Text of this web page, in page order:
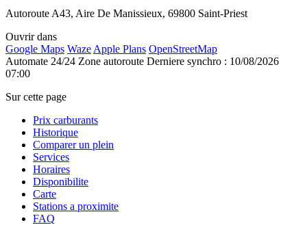
Autoroute A43, Aire De Manissieux, 69800 Saint-Priest
Ouvrir dans
Google Maps Waze Apple Plans OpenStreetMap
Automate 24/24 Zone autoroute Derniere synchro : 10/08/2026
07:00
Sur cette page
Prix carburants
Historique
Comparer un plein
Services
Horaires
Disponibilite
Carte
Stations a proximite
FAQ